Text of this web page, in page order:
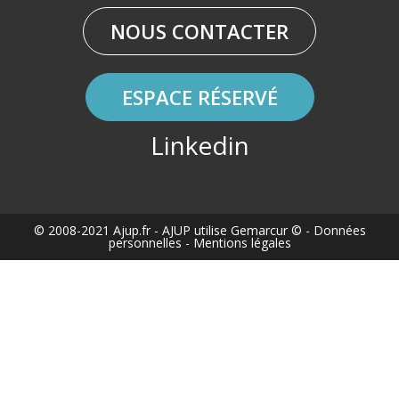
NOUS CONTACTER
ESPACE RÉSERVÉ
Linkedin
© 2008-2021 Ajup.fr- AJUP utilise Gemarcur © - Données
personnelles - Mentions légales